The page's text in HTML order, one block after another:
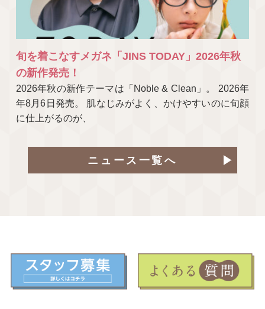
旬を着こなすメガネ「JINS TODAY」2026年秋
の新作発売！
2026年秋の新作テーマは「Noble & Clean」。 2026年
年8月6日発売。 肌なじみがよく、かけやすいのに旬顔
に仕上がるのが、
ニュース一覧へ